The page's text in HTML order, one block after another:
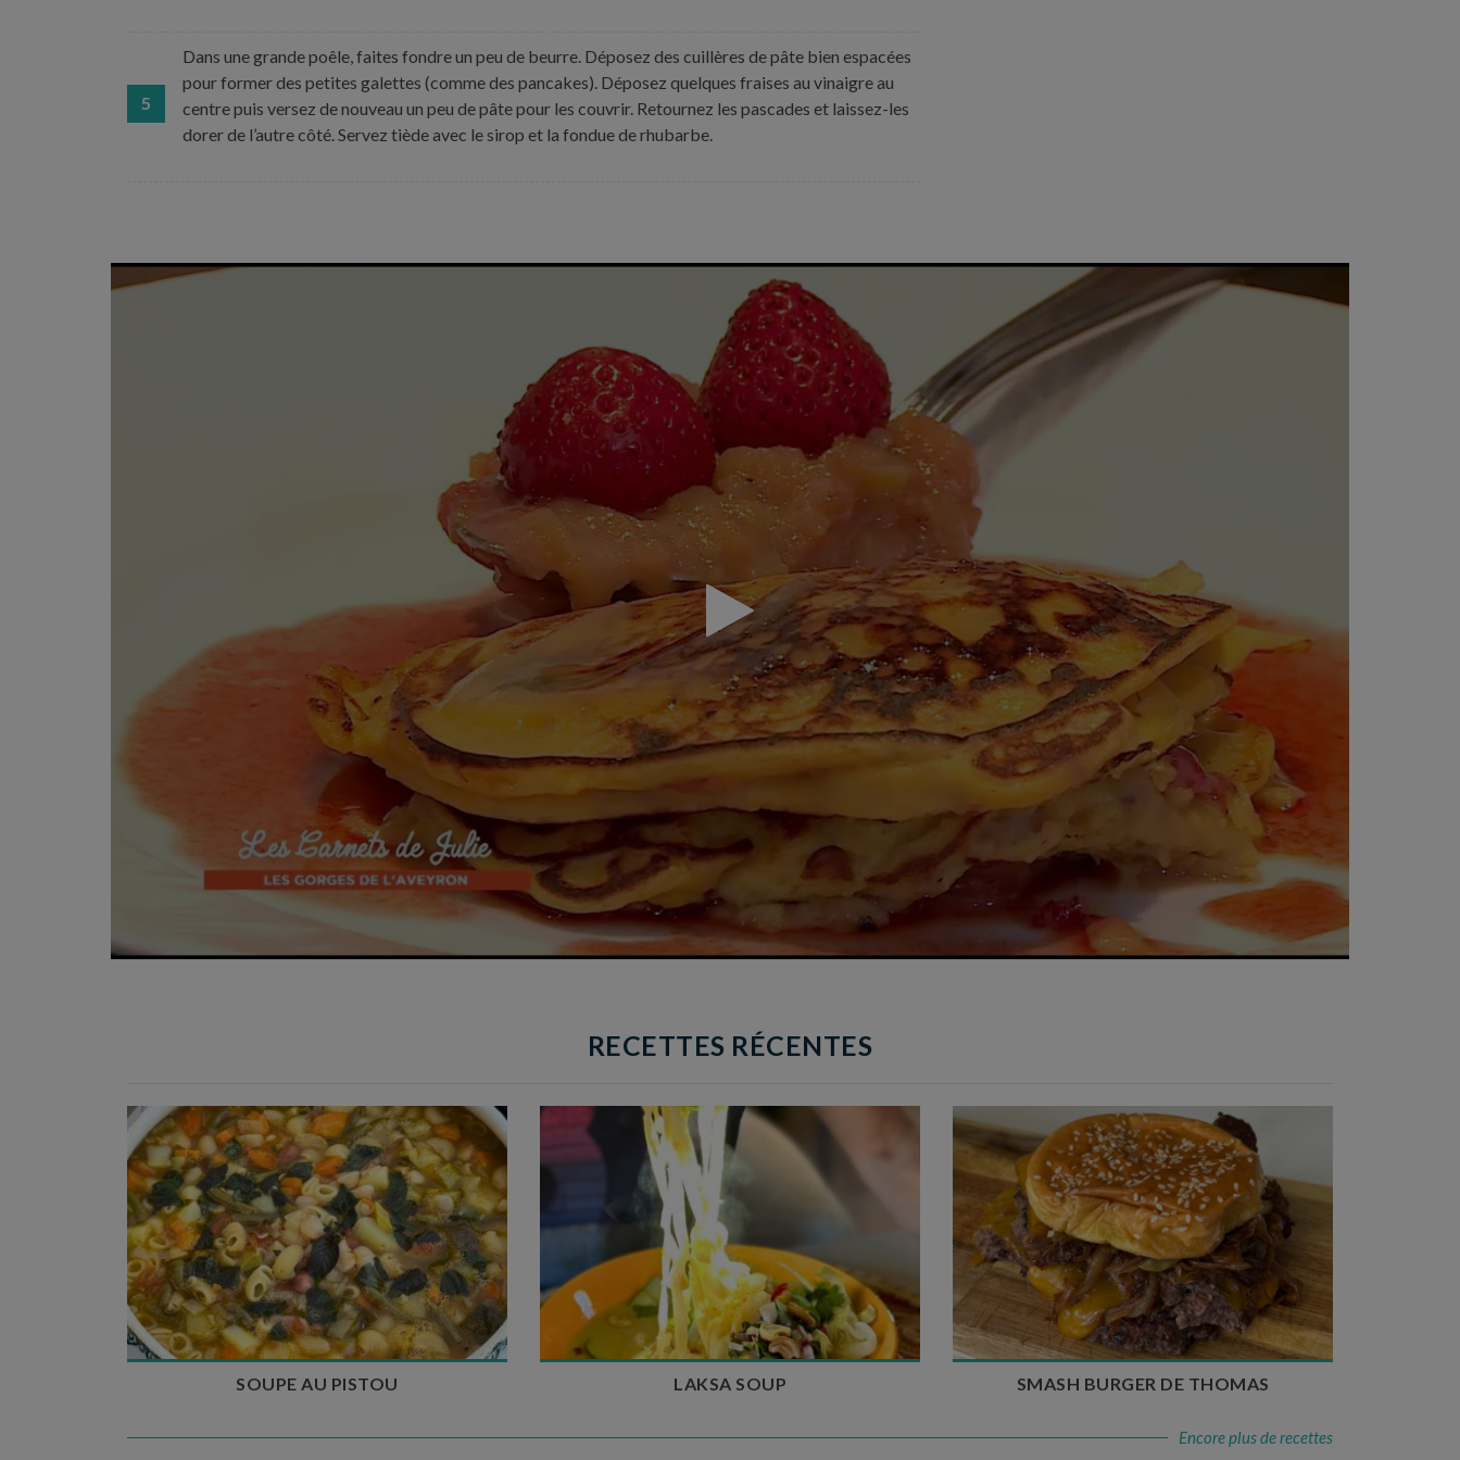
5
Dans une grande poêle, faites fondre un peu de beurre. Déposez des cuillères de pâte bien espacées
pour former des petites galettes (comme des pancakes). Déposez quelques fraises au vinaigre au
centre puis versez de nouveau un peu de pâte pour les couvrir. Retournez les pascades et laissez-les
dorer de l’autre côté. Servez tiède avec le sirop et la fondue de rhubarbe.
RECETTES RÉCENTES
Temps de préparation : 35 min
Temps de cuisson : 1h15
Nombre de couverts : 8
SOUPE AU PISTOU
Temps de préparation : 40 min
Temps de cuisson : 25 min
Nombre de couverts : 4
LAKSA SOUP
Temps de préparation : 20 min
Temps de cuisson : 5 à 10 min
Nombre de couverts : 4
SMASH BURGER DE THOMAS
Encore plus de recettes